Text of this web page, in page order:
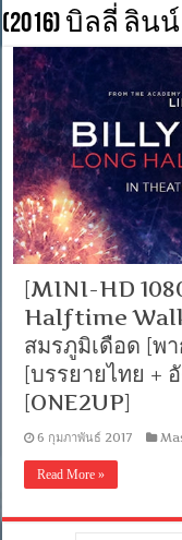
(2016) บิลลี่ ลิ
[MINI-HD
Halftime
สมรภูมิเดือด [พ
[บรรยายไทย +
[ONE2UP]
6 กุมภาพันธ์ 2017
Read More »